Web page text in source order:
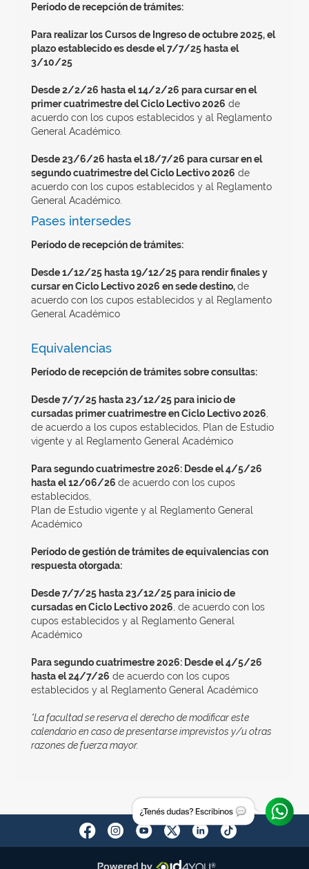
Período de recepción de trámites:
Para realizar los Cursos de Ingreso de octubre 2025, el
plazo establecido es desde el 7/7/25 hasta el
3/10/25
Desde 2/2/26 hasta el 14/2/26 para cursar en el
primer cuatrimestre del Ciclo Lectivo 2026 de
acuerdo con los cupos establecidos y al Reglamento
General Académico.
Desde 23/6/26 hasta el 18/7/26 para cursar en el
segundo cuatrimestre del Ciclo Lectivo 2026 de
acuerdo con los cupos establecidos y al Reglamento
General Académico.
Pases intersedes
Período de recepción de trámites:
Desde 1/12/25 hasta 19/12/25 para rendir finales y
cursar en Ciclo Lectivo 2026 en sede destino,de
acuerdo con los cupos establecidos y al Reglamento
General Académico
Equivalencias
Período de recepción de trámites sobre consultas:
Desde 7/7/25 hasta 23/12/25 para inicio de
cursadas primer cuatrimestre en Ciclo Lectivo 2026,
de acuerdo a los cupos establecidos, Plan de Estudio
vigente y al Reglamento General Académico
Para segundo cuatrimestre 2026: Desde el 4/5/26
hasta el 12/06/26 de acuerdo con los cupos
establecidos,
Plan de Estudio vigente y al Reglamento General
Académico
Período de gestión de trámites de equivalencias con
respuesta otorgada:
Desde 7/7/25 hasta 23/12/25 para inicio de
cursadas en Ciclo Lectivo 2026, de acuerdo con los
cupos establecidos y al Reglamento General
Académico
Para segundo cuatrimestre 2026: Desde el 4/5/26
hasta el 24/7/26 de acuerdo con los cupos
establecidos y al Reglamento General Académico
*La facultad se reserva el derecho de modificar este
calendario en caso de presentarse imprevistos y/u otras
razones de fuerza mayor.